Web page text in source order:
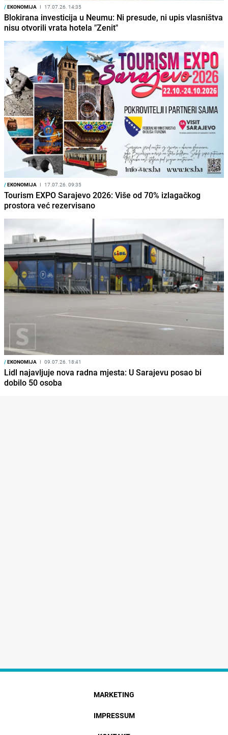
/EKONOMIJA I 17.07.26. 14:35
Blokirana investicija u Neumu: Ni presude, ni upis vlasništva
nisu otvorili vrata hotela "Zenit"
/EKONOMIJA I 17.07.26. 09:35
Tourism EXPO Sarajevo 2026: Više od 70% izlagačkog
prostora već rezervisano
/EKONOMIJA I 09.07.26. 18:41
Lidl najavljuje nova radna mjesta: U Sarajevu posao bi
dobilo 50 osoba
MARKETING
IMPRESSUM